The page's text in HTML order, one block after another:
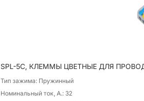
SPL-5C, КЛЕММЫ ЦВЕТНЫЕ ДЛЯ
Тип зажима: Пружинный
Номинальный ток, А.: 32